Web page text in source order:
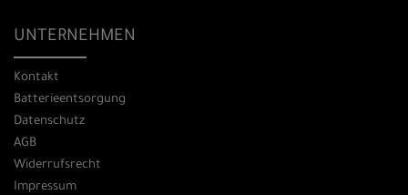
UNTERNEHMEN
Kontakt
Batterieentsorgung
Datenschutz
AGB
Widerrufsrecht
Impressum